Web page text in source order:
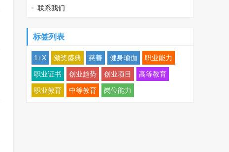
联系我们
标签列表
1+X 颁奖盛典 慈善 健身瑜伽 职业能力
职业证书 创业趋势 创业项目 高等教育
职业教育 中等教育 岗位能力